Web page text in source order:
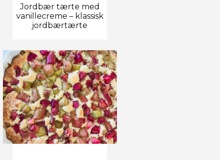
Jordbær tærte med
vanillecreme – klassisk
jordbærtærte